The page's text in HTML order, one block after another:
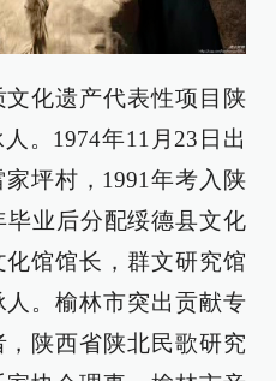
化遗产代表性项目陕
。1974年11月23日出
坪村，1991年考入陕
毕业后分配绥德县文化
馆馆长，群文研究馆
。榆林市突出贡献专
陕西省陕北民歌研究